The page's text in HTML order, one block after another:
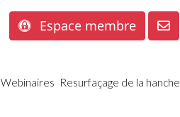
Espace membre
Webinaires Resurfaçage de la hanche